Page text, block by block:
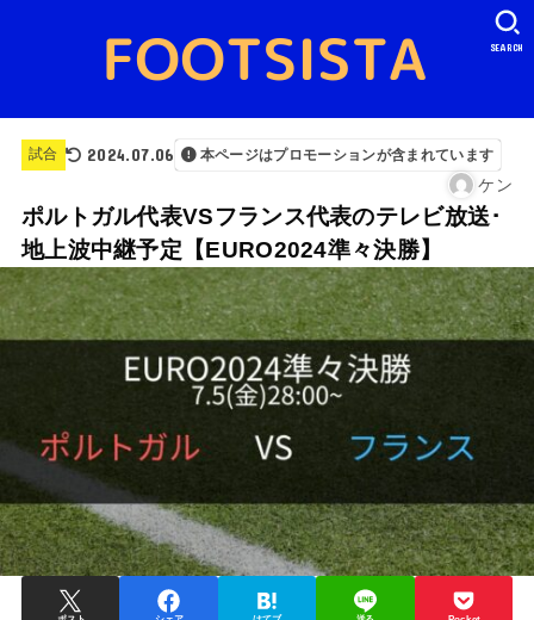
SEARCH
試合 2024.07.06 本ページはプロモーションが含まれています
ケン
ポルトガル代表VSフランス代表のテレビ放送･
地上波中継予定【EURO2024準々決勝】